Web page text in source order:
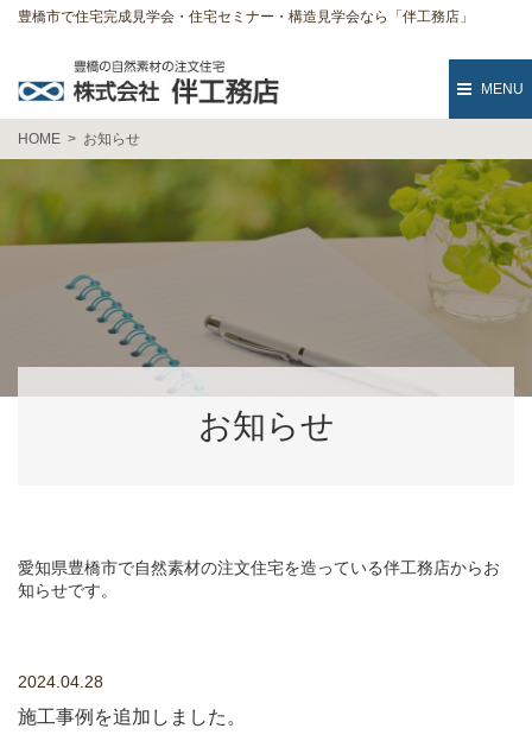
豊橋市で住宅完成見学会・住宅セミナー・構造見学会なら「伴工務店」
MENU
HOME お知らせ
お知らせ
愛知県豊橋市で自然素材の注文住宅を造っている伴工務店からお
知らせです。
2024.04.28
施工事例を追加しました。